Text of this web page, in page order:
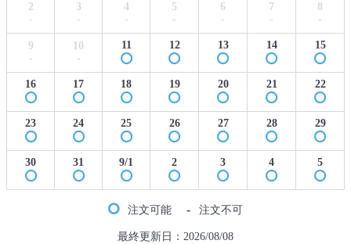
2
-
3
-
4
-
5
-
6
-
7
-
8
-
9
-
10
-
11 12 13 14 15
16 17 18 19 20 21 22
23 24 25 26 27 28 29
30 31 9/1 2 3 4 5
注文可能 - 注文不可
最終更新日：2026/08/08